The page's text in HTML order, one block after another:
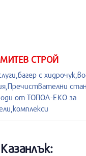
МИТЕВ СТРОЙ
с
от ТОПОЛ-ЕКО за